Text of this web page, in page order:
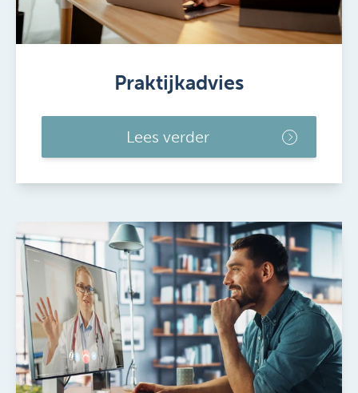
Praktijkadvies
Lees verder